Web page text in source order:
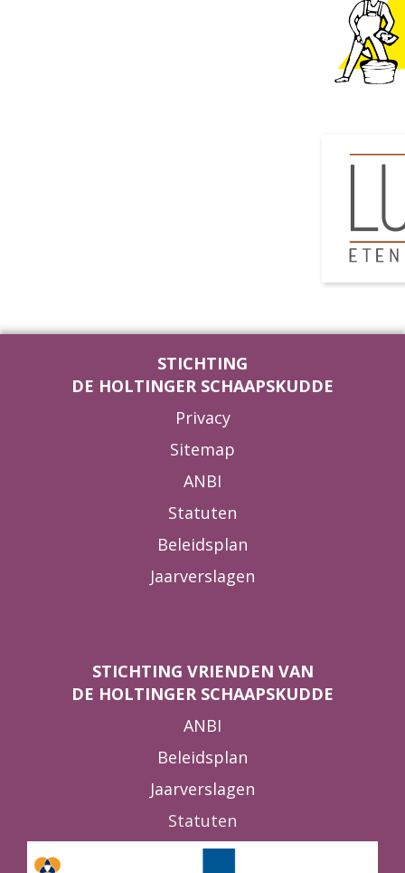
STICHTING
DE HOLTINGER SCHAAPSKUDDE
Privacy
Sitemap
ANBI
Statuten
Beleidsplan
Jaarverslagen
STICHTING VRIENDEN VAN
DE HOLTINGER SCHAAPSKUDDE
ANBI
Beleidsplan
Jaarverslagen
Statuten